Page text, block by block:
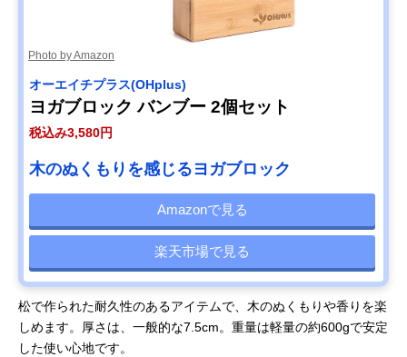
Photo by Amazon
オーエイチプラス(OHplus)
ヨガブロック バンブー 2個セット
税込み3,580円
木のぬくもりを感じるヨガブロック
Amazonで見る
楽天市場で見る
松で作られた耐久性のあるアイテムで、木のぬくもりや香りを楽
しめます。厚さは、一般的な7.5cm。重量は軽量の約600gで安定
した使い心地です。